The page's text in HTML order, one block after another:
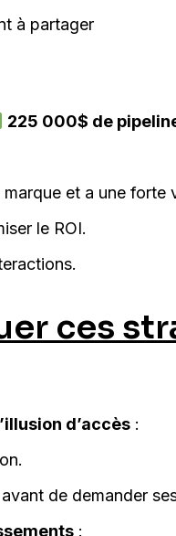
à partager
225 000$ de
et a une forte
le ROI.
ces
d’accès:
de demander
: